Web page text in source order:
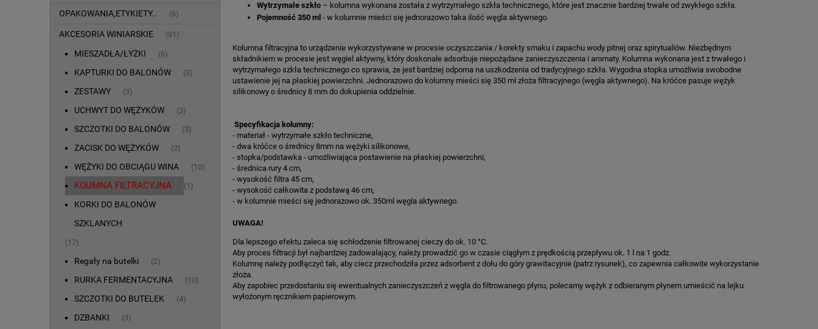
OPAKOWANIA,ETYKIETY.. (6)
AKCESORIA WINIARSKIE (81)
MIESZADŁA/ŁYŻKI (6)
KAPTURKI DO BALONÓW (3)
ZESTAWY (3)
UCHWYT DO WĘŻYKÓW (3)
SZCZOTKI DO BALONÓW (3)
ZACISK DO WĘŻYKÓW (2)
WĘŻYKI DO OBCIĄGU WINA (10)
KOUMNA FILTRACYJNA (1)
KORKI DO BALONÓW
SZKLANYCH
(17)
Regały na butelki (2)
RURKA FERMENTACYJNA (10)
SZCZOTKI DO BUTELEK (4)
DZBANKI (3)
Wytrzymałe szkło – kolumna wykonana została z wytrzymałego szkła technicznego, które jest znacznie bardziej trwałe od zwykłego szkła.
Pojemność 350 ml - w kolumnie mieści się jednorazowo taka ilość węgla aktywnego.
Kolumna filtracyjna to urządzenie wykorzystywane w procesie oczyszczania / korekty smaku i zapachu wody pitnej oraz spirytualiów. Niezbędnym
składnikiem w procesie jest węgiel aktywny, który doskonale adsorbuje niepożądane zanieczyszczenia i aromaty. Kolumna wykonana jest z trwałego i
wytrzymałego szkła technicznego co sprawia, że jest bardziej odporna na uszkodzenia od tradycyjnego szkła. Wygodna stopka umożliwia swobodne
ustawienie jej na płaskiej powierzchni. Jednorazowo do kolumny mieści się 350 ml złoża filtracyjnego (węgla aktywnego). Na króćce pasuje wężyk
silikonowy o średnicy 8 mm do dokupienia oddzielnie.
Specyfikacja kolumny:
- materiał - wytrzymałe szkło techniczne,
- dwa króćce o średnicy 8mm na wężyki silikonowe,
- stopka/podstawka - umożliwiająca postawienie na płaskiej powierzchni,
- średnica rury 4 cm,
- wysokość filtra 45 cm,
- wysokość całkowita z podstawą 46 cm,
- w kolumnie mieści się jednorazowo ok. 350ml węgla aktywnego.
UWAGA!
Dla lepszego efektu zaleca się schłodzenie filtrowanej cieczy do ok. 10 °C.
Aby proces filtracji był najbardziej zadowalający, należy prowadzić go w czasie ciągłym z prędkością przepływu ok. 1 l na 1 godz.
Kolumnę należy podłączyć tak, aby ciecz przechodziła przez adsorbent z dołu do góry grawitacyjnie (patrz rysunek), co zapewnia całkowite wykorzystanie
złoża.
Aby zapobiec przedostaniu się ewentualnych zanieczyszczeń z węgla do filtrowanego płynu, polecamy wężyk z odbieranym płynem umieścić na lejku
wyłożonym ręcznikiem papierowym.